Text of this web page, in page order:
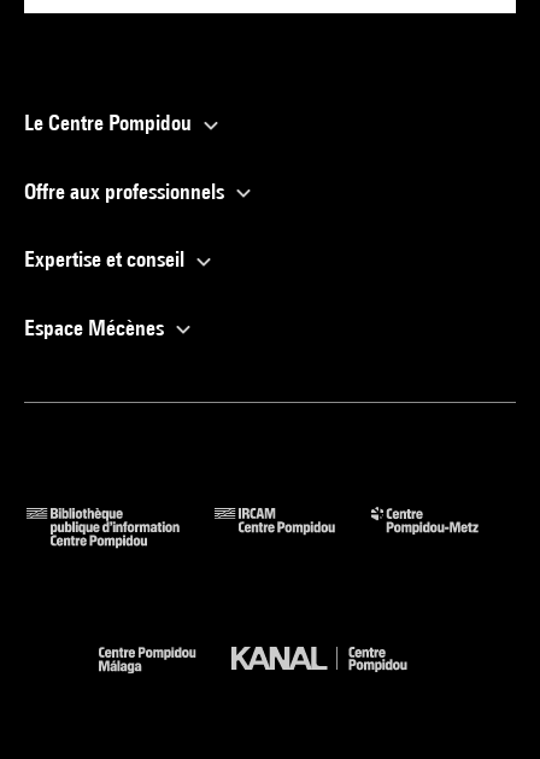
Le Centre Pompidou
Offre aux professionnels
Expertise et conseil
Espace Mécènes